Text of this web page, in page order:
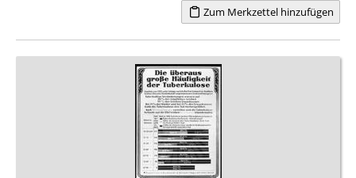
Zum Merkzettel hinzufügen